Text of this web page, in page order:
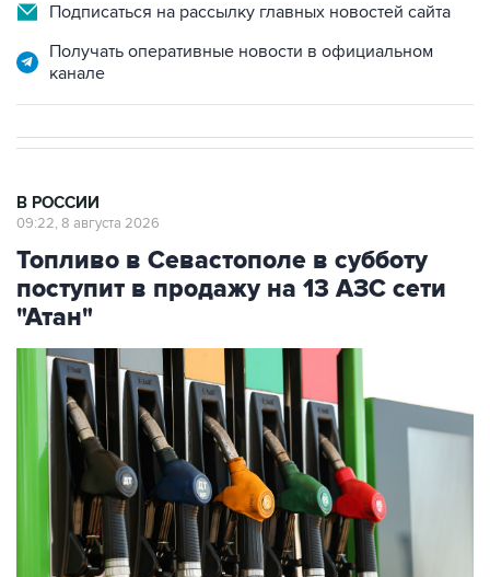
Подписаться на рассылку главных новостей сайта
Получать оперативные новости в официальном
канале
В РОССИИ
09:22, 8 августа 2026
Топливо в Севастополе в субботу
поступит в продажу на 13 АЗС сети
"Атан"